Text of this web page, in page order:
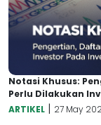
Notasi Khusus:
Perlu Dilakukan
ARTIKEL | 27 May